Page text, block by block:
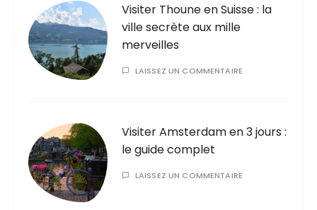
Visiter Thoune en Suisse : la
ville secrète aux mille
merveilles
LAISSEZ UN COMMENTAIRE
Visiter Amsterdam en 3 jours :
le guide complet
LAISSEZ UN COMMENTAIRE